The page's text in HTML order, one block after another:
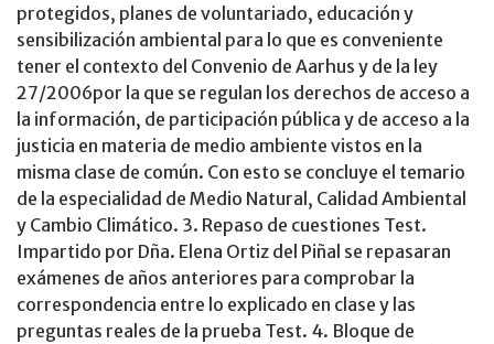
protegidos, planes de voluntariado, educación y
sensibilización ambiental para lo que es conveniente
tener el contexto del Convenio de Aarhus y de la ley
27/2006por la que se regulan los derechos de acceso a
la información, de participación pública y de acceso a la
justicia en materia de medio ambiente vistos en la
misma clase de común. Con esto se concluye el temario
de la especialidad de Medio Natural, Calidad Ambiental
y Cambio Climático. 3. Repaso de cuestiones Test.
Impartido por Dña. Elena Ortiz del Piñal se repasaran
exámenes de años anteriores para comprobar la
correspondencia entre lo explicado en clase y las
preguntas reales de la prueba Test. 4. Bloque de